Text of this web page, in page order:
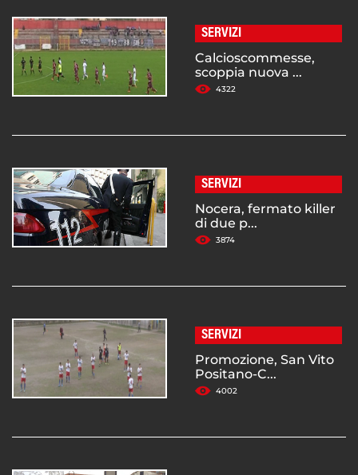
SERVIZI
Calcioscommesse,
scoppia nuova ...
4322
SERVIZI
Nocera, fermato killer
di due p...
3874
SERVIZI
Promozione, San Vito
Positano-C...
4002